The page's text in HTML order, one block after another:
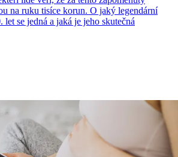
na ruku tisíce korun. O jaký legendární
se jedná a jaká je jeho skutečná